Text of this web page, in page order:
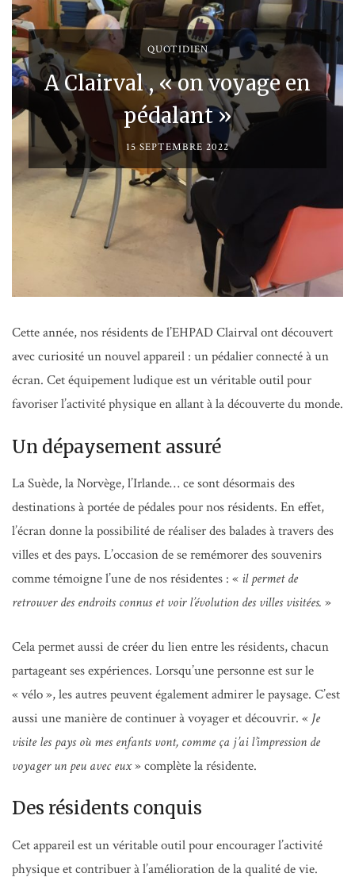
QUOTIDIEN
A Clairval , « on voyage en
pédalant »
15 SEPTEMBRE 2022
Cette année, nos résidents de l’EHPAD Clairval ont découvert
avec curiosité un nouvel appareil : un pédalier connecté à un
écran. Cet équipement ludique est un véritable outil pour
favoriser l’activité physique en allant à la découverte du monde.
Un dépaysement assuré
La Suède, la Norvège, l’Irlande… ce sont désormais des
destinations à portée de pédales pour nos résidents. En effet,
l’écran donne la possibilité de réaliser des balades à travers des
villes et des pays. L’occasion de se remémorer des souvenirs
comme témoigne l’une de nos résidentes : « il permet de
retrouver des endroits connus et voir l’évolution des villes visitées. »
Cela permet aussi de créer du lien entre les résidents, chacun
partageant ses expériences. Lorsqu’une personne est sur le
« vélo », les autres peuvent également admirer le paysage. C’est
aussi une manière de continuer à voyager et découvrir. « Je
visite les pays où mes enfants vont, comme ça j’ai l’impression de
voyager un peu avec eux» complète la résidente.
Des résidents conquis
Cet appareil est un véritable outil pour encourager l’activité
physique et contribuer à l’amélioration de la qualité de vie.